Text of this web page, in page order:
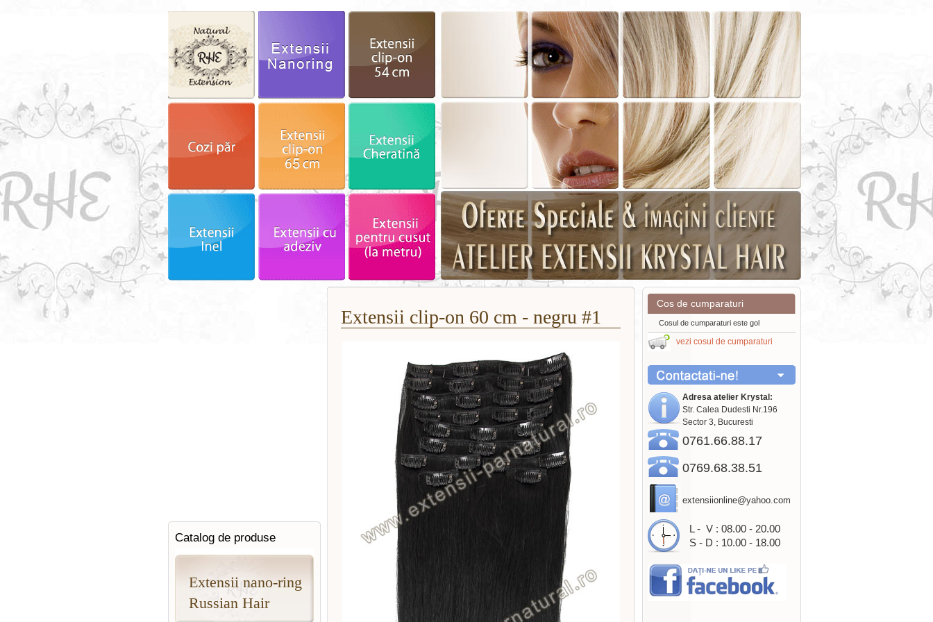
Catalog de produse
Extensii nano-ring
Russian Hair
Extensii clip-on 60 cm - negru #1
Cos de cumparaturi
Cosul de cumparaturi este gol
vezi cosul de cumparaturi
Adresa atelier Krystal:
Str. Calea Dudesti Nr.196
Sector 3, Bucuresti
0761.66.88.17
0769.68.38.51
extensiionline@yahoo.com
L - V : 08.00 - 20.00
S - D : 10.00 - 18.00